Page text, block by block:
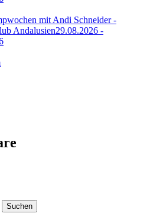
mit Andi Schneider -
Andalusien29.08.2026 -